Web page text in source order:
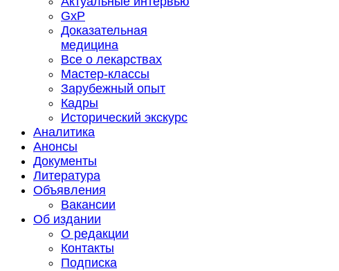
GxP
Доказательная
медицина
Все о лекарствах
Мастер-классы
Зарубежный опыт
Кадры
Исторический экскурс
Аналитика
Анонсы
Документы
Литература
Объявления
Вакансии
Об издании
О редакции
Контакты
Подписка